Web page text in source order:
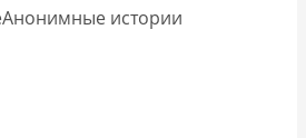
Анонимные истории